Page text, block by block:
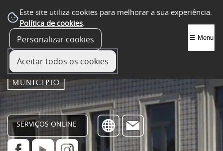
Este site utiliza cookies para melhorar a sua experiência.
Política de cookies.
Personalizar cookies
Aceitar todos os cookies
SERVIÇOS ONLINE
☰ Menu